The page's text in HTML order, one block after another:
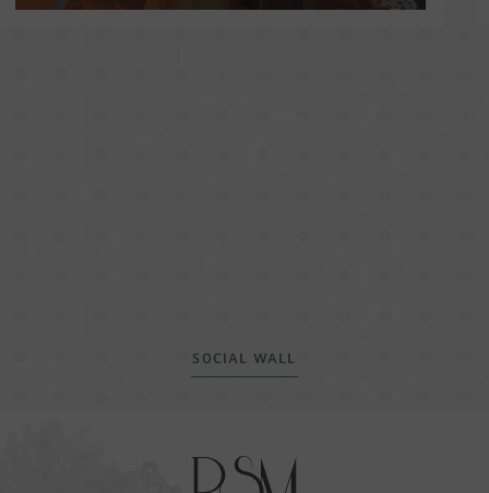
SOCIAL WALL